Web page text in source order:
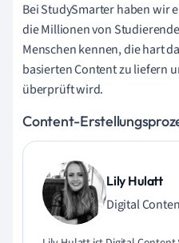
Bei StudySmarter haben wir
die Millionen von
Menschen kennen, die hart
basierten Content zu liefern
überprüft wird.
Content-
Lily Hulatt
Digital